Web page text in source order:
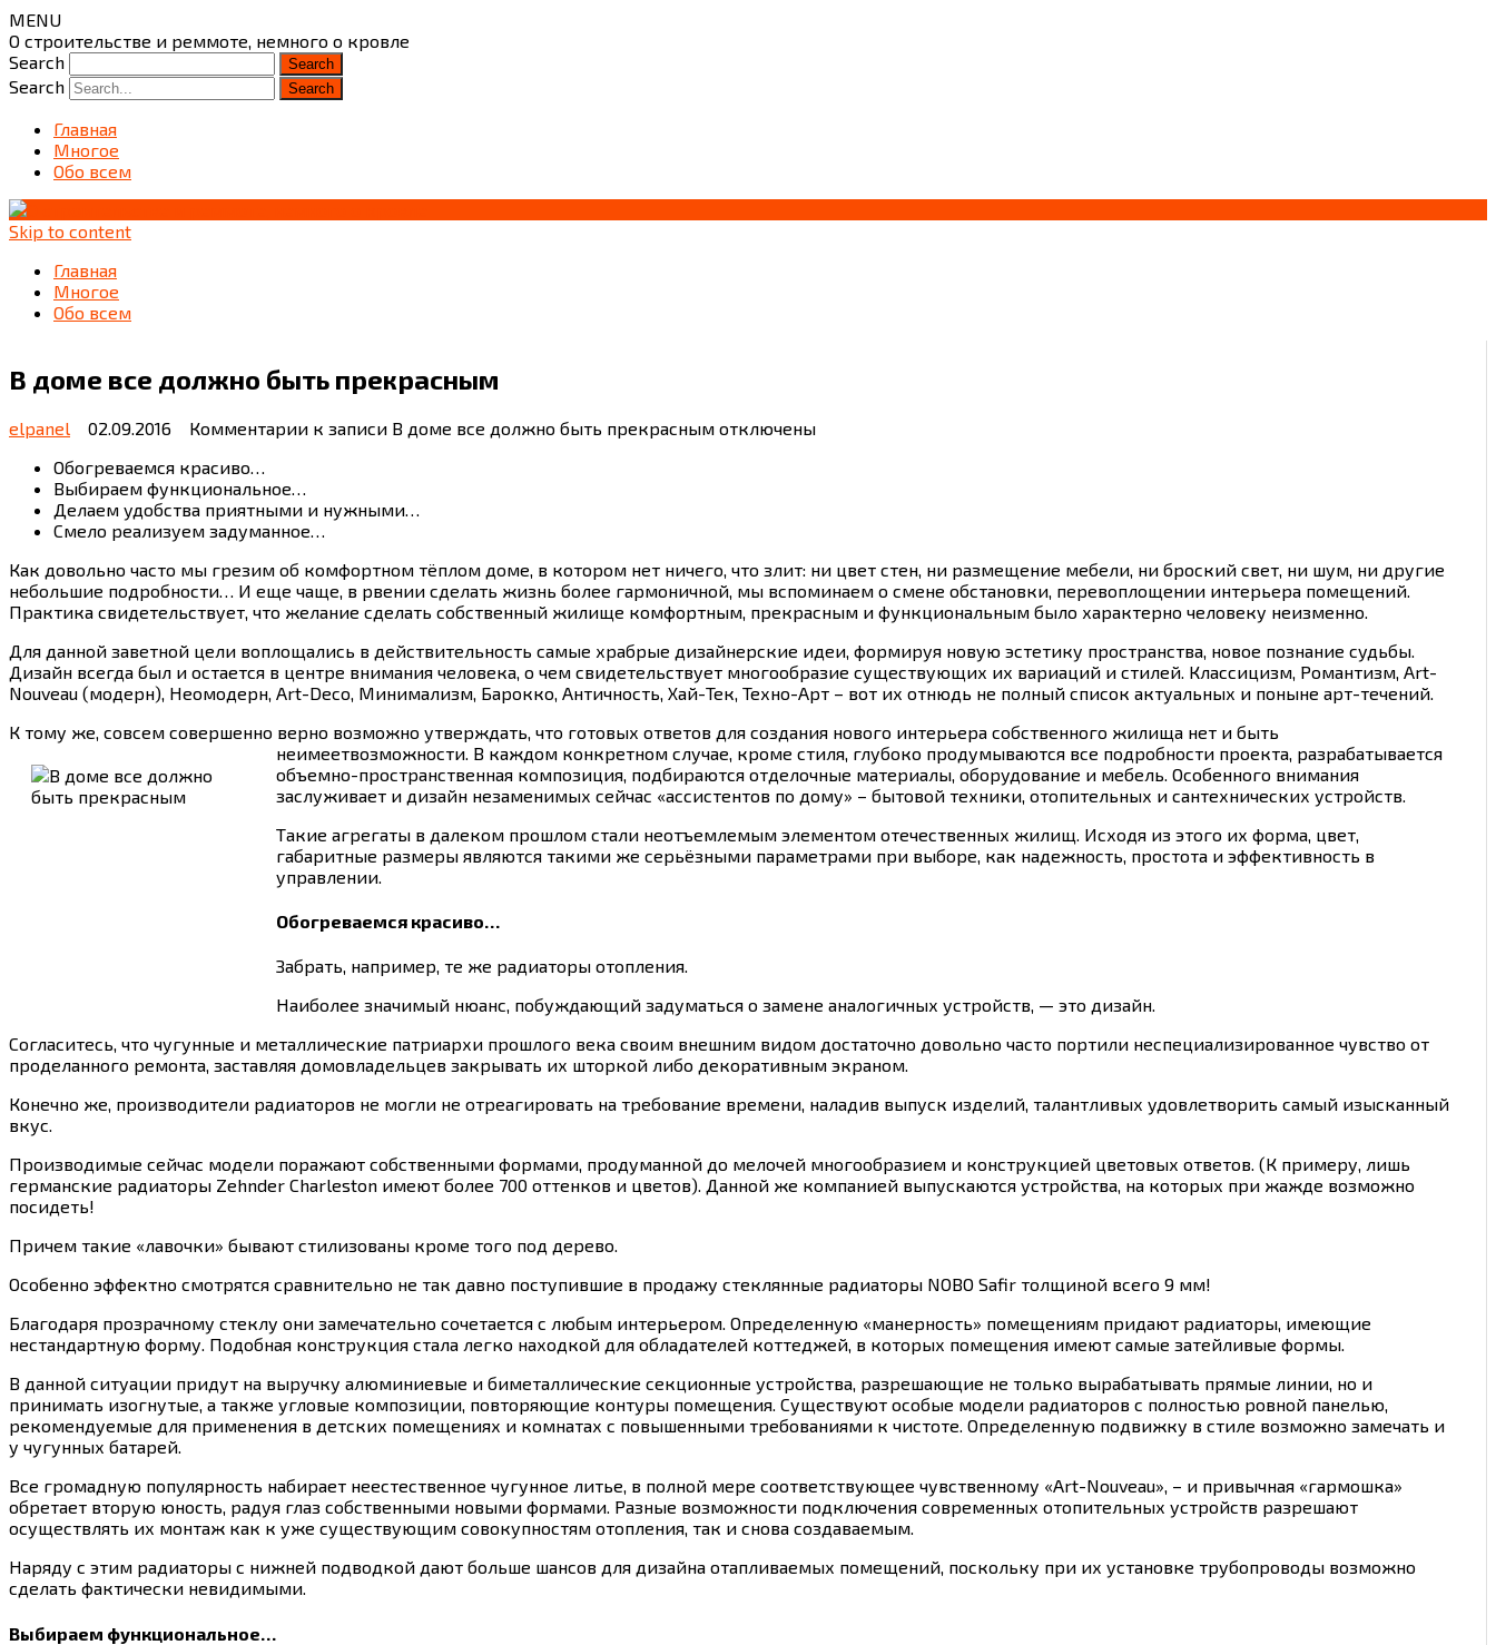
MENU
О строительстве и реммоте, немного о кровле
Search
Search
Главная
Многое
Обо всем
Skip to content
Главная
Многое
Обо всем
В доме все должно быть прекрасным
elpanel 02.09.2016 Комментарии к записи В доме все должно быть прекрасным отключены
Обогреваемся красиво…
Выбираем функциональное…
Делаем удобства приятными и нужными…
Смело реализуем задуманное…
Как довольно часто мы грезим об комфортном тёплом доме, в котором нет ничего, что злит: ни цвет стен, ни размещение мебели, ни броский свет, ни шум, ни другие
небольшие подробности… И еще чаще, в рвении сделать жизнь более гармоничной, мы вспоминаем о смене обстановки, перевоплощении интерьера помещений.
Практика свидетельствует, что желание сделать собственный жилище комфортным, прекрасным и функциональным было характерно человеку неизменно.
Для данной заветной цели воплощались в действительность самые храбрые дизайнерские идеи, формируя новую эстетику пространства, новое познание судьбы.
Дизайн всегда был и остается в центре внимания человека, о чем свидетельствует многообразие существующих их вариаций и стилей. Классицизм, Романтизм, Art-
Nouveau (модерн), Неомодерн, Art-Deco, Минимализм, Барокко, Античность, Хай-Тек, Техно-Арт – вот их отнюдь не полный список актуальных и поныне арт-течений.
К тому же, совсем совершенно верно возможно утверждать, что готовых ответов для создания нового интерьера собственного жилища нет и быть
неимеетвозможности. В каждом конкретном случае, кроме стиля, глубоко продумываются все подробности проекта, разрабатывается
объемно-пространственная композиция, подбираются отделочные материалы, оборудование и мебель. Особенного внимания
заслуживает и дизайн незаменимых сейчас «ассистентов по дому» – бытовой техники, отопительных и сантехнических устройств.
Такие агрегаты в далеком прошлом стали неотъемлемым элементом отечественных жилищ. Исходя из этого их форма, цвет,
габаритные размеры являются такими же серьёзными параметрами при выборе, как надежность, простота и эффективность в
управлении.
Обогреваемся красиво…
Забрать, например, те же радиаторы отопления.
Наиболее значимый нюанс, побуждающий задуматься о замене аналогичных устройств, — это дизайн.
Согласитесь, что чугунные и металлические патриархи прошлого века своим внешним видом достаточно довольно часто портили неспециализированное чувство от
проделанного ремонта, заставляя домовладельцев закрывать их шторкой либо декоративным экраном.
Конечно же, производители радиаторов не могли не отреагировать на требование времени, наладив выпуск изделий, талантливых удовлетворить самый изысканный
вкус.
Производимые сейчас модели поражают собственными формами, продуманной до мелочей многообразием и конструкцией цветовых ответов. (К примеру, лишь
германские радиаторы Zehnder Charleston имеют более 700 оттенков и цветов). Данной же компанией выпускаются устройства, на которых при жажде возможно
посидеть!
Причем такие «лавочки» бывают стилизованы кроме того под дерево.
Особенно эффектно смотрятся сравнительно не так давно поступившие в продажу стеклянные радиаторы NOBO Safir толщиной всего 9 мм!
Благодаря прозрачному стеклу они замечательно сочетается с любым интерьером. Определенную «манерность» помещениям придают радиаторы, имеющие
нестандартную форму. Подобная конструкция стала легко находкой для обладателей коттеджей, в которых помещения имеют самые затейливые формы.
В данной ситуации придут на выручку алюминиевые и биметаллические секционные устройства, разрешающие не только вырабатывать прямые линии, но и
принимать изогнутые, а также угловые композиции, повторяющие контуры помещения. Существуют особые модели радиаторов с полностью ровной панелью,
рекомендуемые для применения в детских помещениях и комнатах с повышенными требованиями к чистоте. Определенную подвижку в стиле возможно замечать и
у чугунных батарей.
Все громадную популярность набирает неестественное чугунное литье, в полной мере соответствующее чувственному «Art-Nouveau», – и привычная «гармошка»
обретает вторую юность, радуя глаз собственными новыми формами. Разные возможности подключения современных отопительных устройств разрешают
осуществлять их монтаж как к уже существующим совокупностям отопления, так и снова создаваемым.
Наряду с этим радиаторы с нижней подводкой дают больше шансов для дизайна отапливаемых помещений, поскольку при их установке трубопроводы возможно
сделать фактически невидимыми.
Выбираем функциональное…